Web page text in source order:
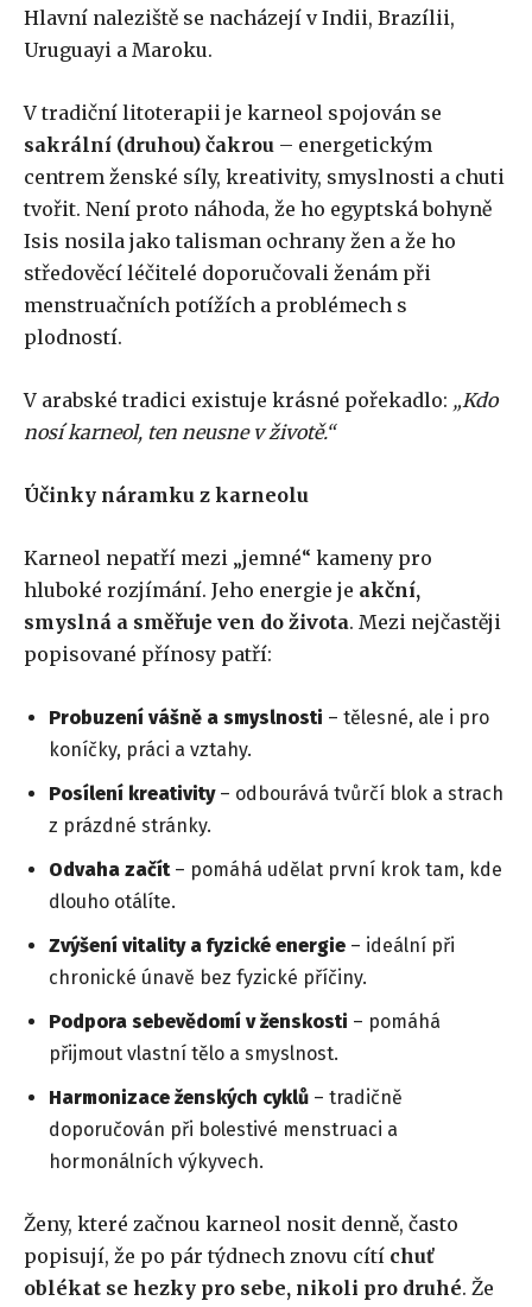
Hlavní naleziště se nacházejí v Indii, Brazílii,
Uruguayi a Maroku.
V tradiční litoterapii je karneol spojován se
sakrální (druhou) čakrou – energetickým
centrem ženské síly, kreativity, smyslnosti a chuti
tvořit. Není proto náhoda, že ho egyptská bohyně
Isis nosila jako talisman ochrany žen a že ho
středověcí léčitelé doporučovali ženám při
menstruačních potížích a problémech s
plodností.
V arabské tradici existuje krásné pořekadlo: „Kdo
nosí karneol, ten neusne v životě.“
Účinky náramku z karneolu
Karneol nepatří mezi „jemné“ kameny pro
hluboké rozjímání. Jeho energie je akční,
smyslná a směřuje ven do života. Mezi nejčastěji
popisované přínosy patří:
Probuzení vášně a smyslnosti – tělesné, ale i pro
koníčky, práci a vztahy.
Posílení kreativity– odbourává tvůrčí blok a strach
z prázdné stránky.
Odvaha začít– pomáhá udělat první krok tam, kde
dlouho otálíte.
Zvýšení vitality a fyzické energie – ideální při
chronické únavě bez fyzické příčiny.
Podpora sebevědomí v ženskosti – pomáhá
přijmout vlastní tělo a smyslnost.
Harmonizace ženských cyklů – tradičně
doporučován při bolestivé menstruaci a
hormonálních výkyvech.
Ženy, které začnou karneol nosit denně, často
popisují, že po pár týdnech znovu cítí chuť
oblékat se hezky pro sebe, nikoli pro druhé. Že